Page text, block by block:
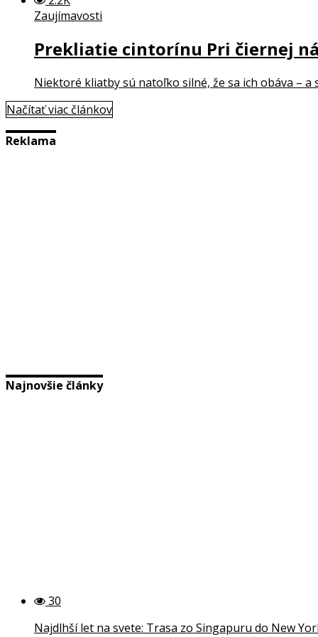
Zaujímavosti
Prekliatie cintorínu Pri čiernej
Niektoré kliatby sú natoľko silné, že sa ich obáva –
Načítať viac článkov
Reklama
Najnovšie články
30
Najdlhší let na svete: Trasa zo Singapuru do New